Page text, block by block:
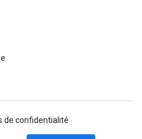
de confidentialité